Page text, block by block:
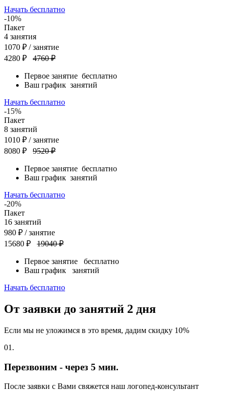
Начать бесплатно
-10%
Пакет
4 занятия
1070 ₽ / занятие
4280 ₽
4760 ₽
Первое занятие бесплатно
Ваш график занятий
Начать бесплатно
-15%
Пакет
8 занятий
1010 ₽ / занятие
8080 ₽
9520 ₽
Первое занятие бесплатно
Ваш график занятий
Начать бесплатно
-20%
Пакет
16 занятий
980 ₽ / занятие
15680 ₽
19040 ₽
Первое занятие бесплатно
Ваш график занятий
Начать бесплатно
От заявки до занятий 2 дня
Если мы не уложимся в это время, дадим скидку 10%
01.
Перезвоним - через 5 мин.
После заявки с Вами свяжется наш логопед-консультант